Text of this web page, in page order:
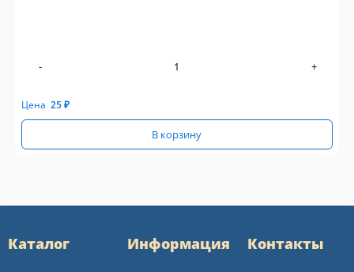
- +
Цена 25₽
В корзину
Каталог Информация Контакты